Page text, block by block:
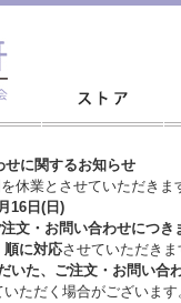
に関するお知らせ
休業とさせていただきま
16日(日)
文・お問い合わせにつき
順に対応させていただきま
いた、ご注文・ お問い合
いただく場合がございます